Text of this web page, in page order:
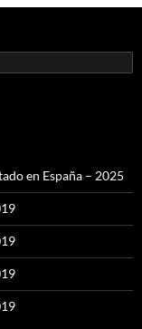
en España – 2025